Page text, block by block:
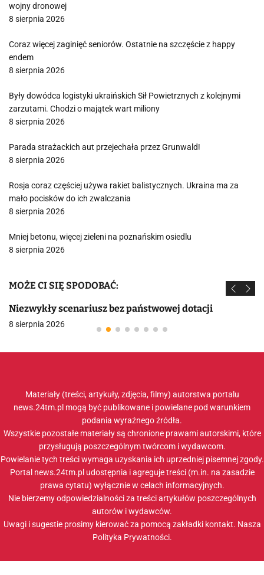
wojny dronowej
8 sierpnia 2026
Coraz więcej zaginięć seniorów. Ostatnie na szczęście z happy
endem
8 sierpnia 2026
Były dowódca logistyki ukraińskich Sił Powietrznych z kolejnymi
zarzutami. Chodzi o majątek wart miliony
8 sierpnia 2026
Parada strażackich aut przejechała przez Grunwald!
8 sierpnia 2026
Rosja coraz częściej używa rakiet balistycznych. Ukraina ma za
mało pocisków do ich zwalczania
8 sierpnia 2026
Mniej betonu, więcej zieleni na poznańskim osiedlu
8 sierpnia 2026
MOŻE CI SIĘ SPODOBAĆ:
Niezwykły scenariusz bez państwowej dotacji
8 sierpnia 2026
Materiały (treści, artykuły, zdjęcia, filmy) autorstwa portalu
news.24tm.pl mogą być publikowane i powielane pod warunkiem
podania wyraźnego źródła.
Wszystkie pozostałe materiały są chronione prawami autorskimi, które
przysługują poszczególnym twórcom i wydawcom.
Powielanie tych treści wymaga uzyskania ich uprzedniej pisemnej zgody.
Portal news.24tm.pl udostępnia i agreguje treści (m.in. na zasadzie
prawa cytatu) wyłącznie w celach informacyjnych.
Nie bierzemy odpowiedzialności za treści artykułów poszczególnych
autorów i wydawców.
Uwagi i sugestie prosimy kierować za pomocą zakładki kontakt. Nasza
Polityka Prywatności.